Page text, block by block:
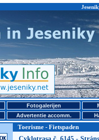
Fotogalerijen
Advertentie accomm.
Toerisme - Fietspaden